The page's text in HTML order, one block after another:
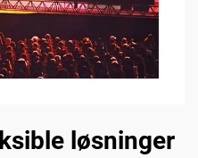
løsninger